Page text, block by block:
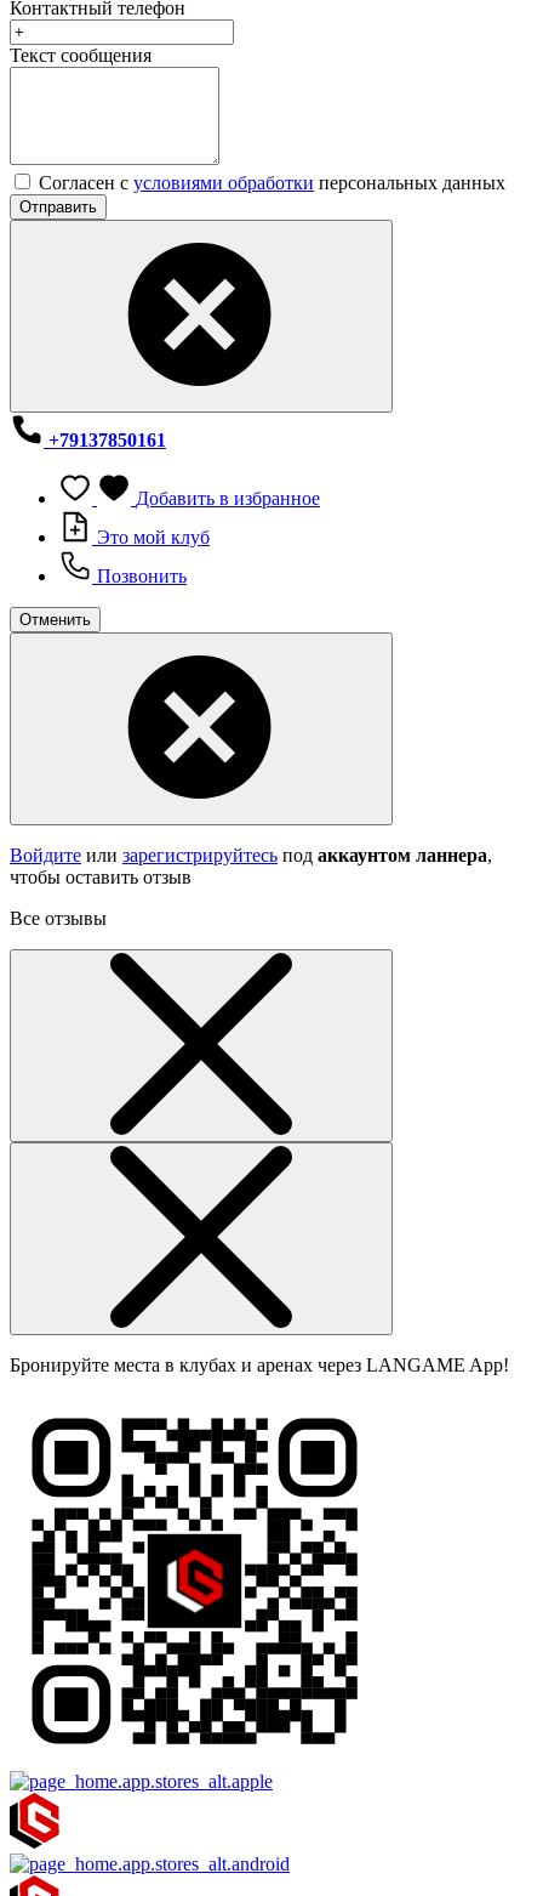
Контактный телефон
Текст сообщения
Согласен с условиями обработки персональных данных
Отправить
+79137850161
Добавить в избранное
Это мой клуб
Позвонить
Отменить
Войдите или зарегистрируйтесь под аккаунтом ланнера,
чтобы оставить отзыв
Все отзывы
Бронируйте места в клубах и аренах через LANGAME App!